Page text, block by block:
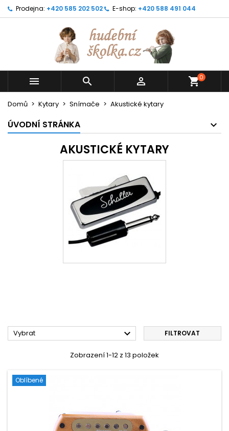
Prodejna: +420 585 202 502 E-shop: +420 588 491 044
   shopping_cart0
Domů Kytary Snímače Akustické kytary
ÚVODNÍ STRÁNKA
AKUSTICKÉ KYTARY
Vybrat  FILTROVAT
Zobrazení 1-12 z 13 položek
Oblíbené